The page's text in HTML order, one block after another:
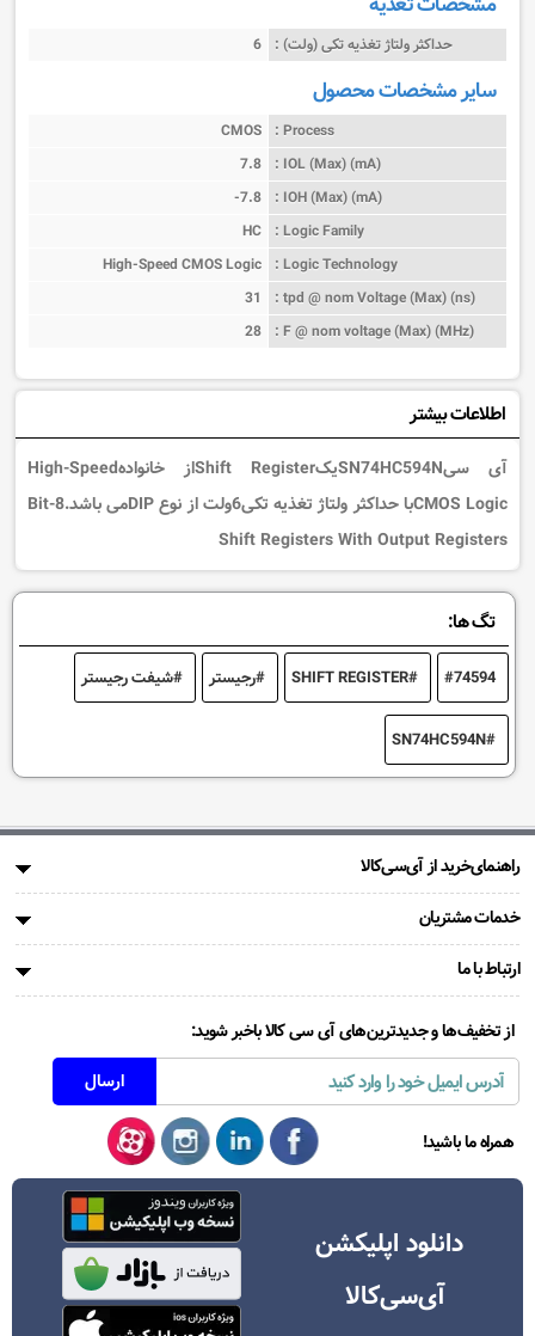
حداکثر ولتاژ تغذیه تکی (ولت) : 6
سایر مشخصات محصول
Process :
CMOS
IOL (Max) (mA) :
7.8
IOH (Max) (mA) :
-7.8
Logic Family :
HC
Logic Technology :
High-Speed CMOS Logic
tpd @ nom Voltage (Max) (ns) :
31
F @ nom voltage (Max) (MHz) :
28
اطلاعات بیشتر
آی سیSN74HC594NیکShift Registerاز خانوادهHigh-Speed
CMOS Logicبا حداکثر ولتاژ تغذیه تکی6ولت از نوع DIPمی باشد.8-Bit
Shift Registers With Output Registers
تگ ها:
74594
SHIFT REGISTER رجیستر شیفت رجیستر
SN74HC594N
راهنمای‌خرید از آی‌سی‌کالا
خدمات مشتریان
ارتباط با ما
از تخفیف‌ها و جدیدترین‌های آی سی کالا باخبر شوید:
همراه ما باشید!
دانلود اپلیکشن
آی‌سی‌کالا